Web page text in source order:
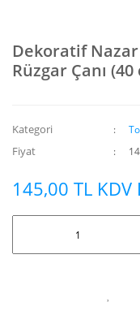
Dekoratif
Rüzgar Çanı (40
Kategori
Fiyat
145,00 TL KDV